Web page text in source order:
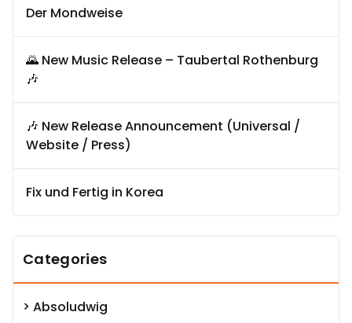
Der Mondweise
🌄 New Music Release – Taubertal Rothenburg
🎶
🎶 New Release Announcement (Universal /
Website / Press)
Fix und Fertig in Korea
Categories
Absoludwig